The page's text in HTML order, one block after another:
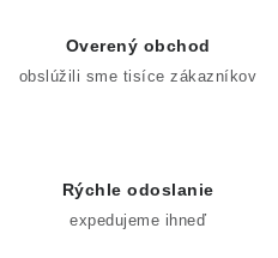
Overený obchod
obslúžili sme tisíce zákazníkov
Rýchle odoslanie
expedujeme ihneď